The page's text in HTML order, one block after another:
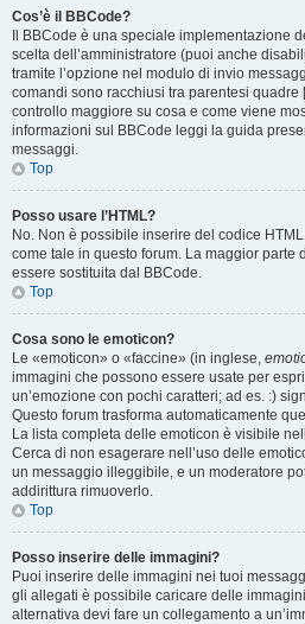
Cos’è il BBCode?
Il BBCode è una speciale implementazione
scelta dell’amministratore (puoi anche
tramite l’opzione nel modulo di invio
comandi sono racchiusi tra parentesi quadre
controllo maggiore su cosa e come viene
informazioni sul BBCode leggi la guida
messaggi.
Top
Posso usare l’HTML?
No. Non è possibile inserire del codice
come tale in questo forum. La maggior parte
essere sostituita dal BBCode.
Top
Cosa sono le emoticon?
Le «emoticon» o «faccine» (in inglese,
immagini che possono essere usate per
un’emozione con pochi caratteri; ad es. :)
Questo forum trasforma automaticamente
La lista completa delle emoticon è visibile
Cerca di non esagerare nell’uso delle
un messaggio illeggibile, e un moderatore
addirittura rimuoverlo.
Top
Posso inserire delle immagini?
Puoi inserire delle immagini nei tuoi
gli allegati è possibile caricare delle
alternativa devi fare un collegamento a